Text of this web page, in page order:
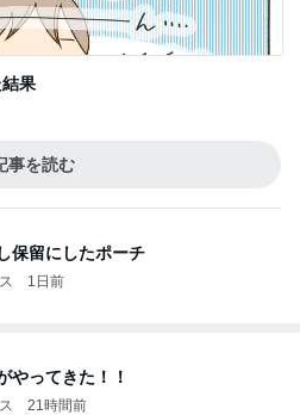
果
事を読む
保留にしたポーチ
1日前
やってきた！！
21時間前